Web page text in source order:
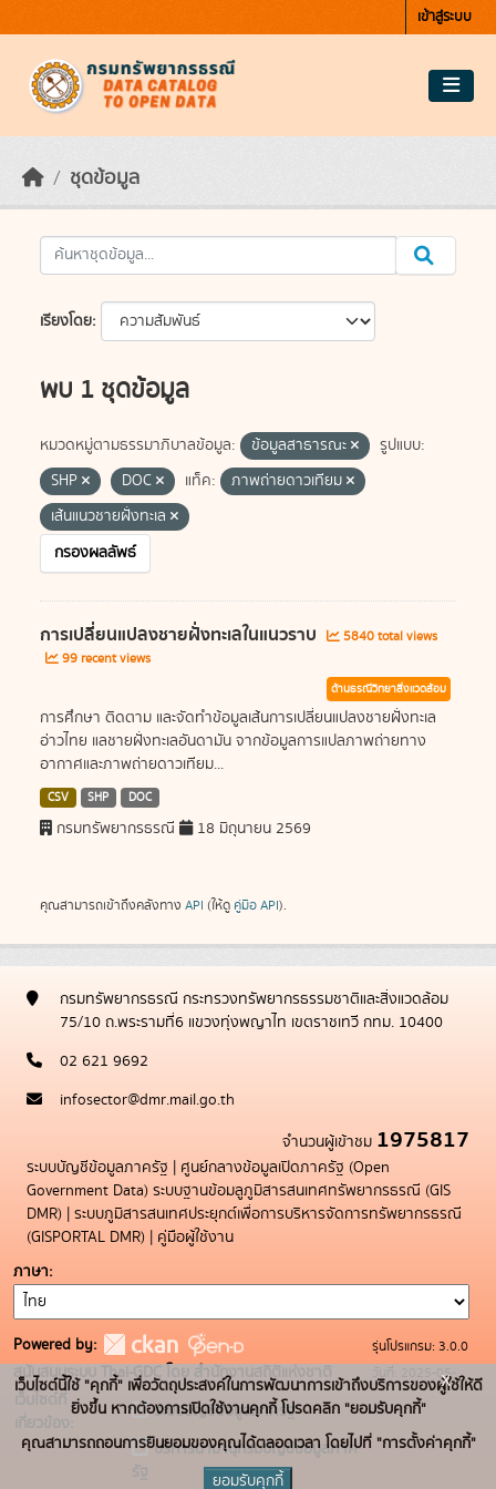
เข้าสู่ระบบ
ชุดข้อมูล
เรียงโดย
พบ 1 ชุดข้อมูล
หมวดหมู่ตามธรรมาภิบาลข้อมูล: ข้อมูลสาธารณะ
รูปแบบ:
SHP
DOC แท็ค:
ภาพถ่ายดาวเทียม
เส้นแนวชายฝั่งทะเล
กรองผลลัพธ์
การเปลี่ยนแปลงชายฝั่งทะเลในแนวราบ
5840 total views
99 recent views
ด้านธรณีวิทยาสิ่งแวดล้อม
การศึกษา ติดตาม และจัดทำข้อมูลเส้นการเปลี่ยนแปลงชายฝั่งทะเล
อ่าวไทย แลชายฝั่งทะเลอันดามัน จากข้อมูลการแปลภาพถ่ายทาง
อากาศและภาพถ่ายดาวเทียม...
CSV SHP DOC
กรมทรัพยากรธรณี 18 มิถุนายน 2569
คุณสามารถเข้าถึงคลังทาง API (ให้ดู คู่มือ API).
กรมทรัพยากรธรณี กระทรวงทรัพยากรธรรมชาติและสิ่งแวดล้อม
75/10 ถ.พระรามที่6 แขวงทุ่งพญาไท เขตราชเทวี กทม. 10400
02 621 9692
infosector@dmr.mail.go.th
จำนวนผู้เข้าชม 1975817
ระบบบัญชีข้อมูลภาครัฐ | ศูนย์กลางข้อมูลเปิดภาครัฐ (Open
Government Data) ระบบฐานข้อมลูภูมิสารสนเทศทรัพยากรธรณี (GIS
DMR) | ระบบภูมิสารสนเทศประยุกต์เพื่อการบริหารจัดการทรัพยากรธรณี
(GISPORTAL DMR) | คู่มือผู้ใช้งาน
ภาษา
Powered by:
สนับสนุนระบบ Thai-GDC โดย สำนักงานสถิติแห่งชาติ
เว็บไซต์ที่
เกี่ยวข้อง:
ระบบบัญชีข้อมูลภาครัฐ
บริการนามานุกรมบัญชีข้อมูลภาค
รัฐ
รุ่นโปรแกรม: 3.0.0
วันที่: 2025-05-
19
เว็บไซต์นี้ใช้ "คุกกี้" เพื่อวัตถุประสงค์ในการพัฒนาการเข้าถึงบริการของผู้ใช้ให้ดี
ยิ่งขึ้น หากต้องการเปิดใช้งานคุกกี้ โปรดคลิก "ยอมรับคุกกี้"
คุณสามารถถอนการยินยอมของคุณได้ตลอดเวลา โดยไปที่ "การตั้งค่าคุกกี้"
ยอมรับคุกกี้
x